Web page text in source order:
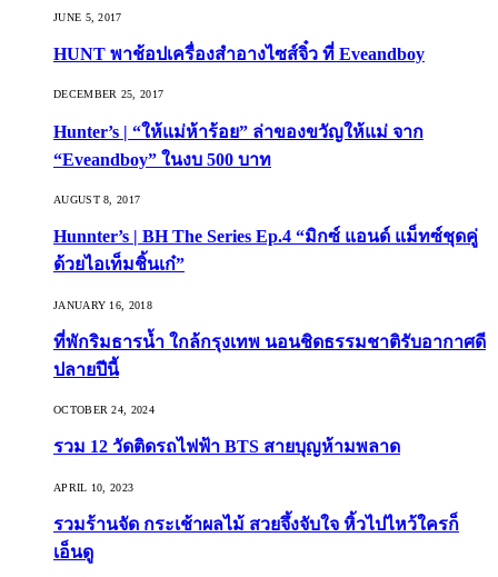
JUNE 5, 2017
HUNT พาช้อปเครื่องสำอางไซส์จิ๋ว ที่ Eveandboy
DECEMBER 25, 2017
Hunter’s | “ให้แม่ห้าร้อย” ล่าของขวัญให้แม่ จาก
“Eveandboy” ในงบ 500 บาท
AUGUST 8, 2017
Hunnter’s | BH The Series Ep.4 “มิกซ์ แอนด์ แม็ทซ์ชุดคู่
ด้วยไอเท็มชิ้นเก๋”
JANUARY 16, 2018
ที่พักริมธารน้ำ ใกล้กรุงเทพ นอนชิดธรรมชาติรับอากาศดี
ปลายปีนี้
OCTOBER 24, 2024
รวม 12 วัดติดรถไฟฟ้า BTS สายบุญห้ามพลาด
APRIL 10, 2023
รวมร้านจัด กระเช้าผลไม้ สวยจึ้งจับใจ หิ้วไปไหว้ใครก็
เอ็นดู